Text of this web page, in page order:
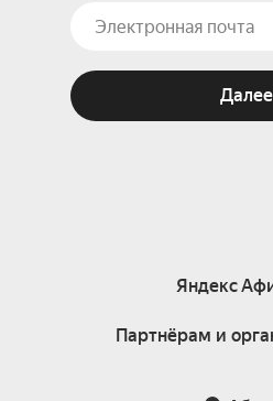
Далее
Яндекс
Партнёрам и